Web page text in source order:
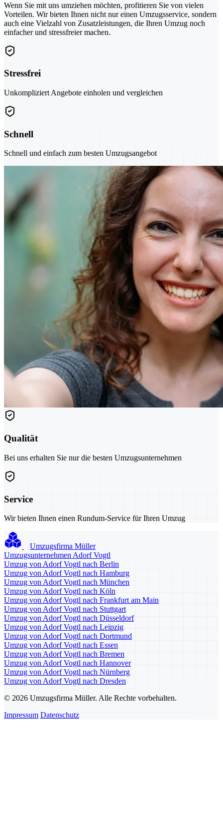
Wenn Sie mit uns umziehen möchten, profitieren Sie von vielen
Vorteilen. Wir bieten Ihnen nicht nur einen Umzugsservice, sondern
auch eine Vielzahl von Zusatzleistungen, die Ihren Umzug noch
einfacher und stressfreier machen.
Stressfrei
Unkompliziert Angebote einholen und vergleichen
Schnell
Schnell und einfach zum besten Umzugsangebot
Qualität
Bei uns erhalten Sie nur die besten Umzugsunternehmen
Service
Wir bieten Ihnen einen Rundum-Service für Ihren Umzug
Umzugsfirma Müller
Umzugsunternehmen Adorf Vogtl
Umzug von Adorf Vogtl nach Berlin
Umzug von Adorf Vogtl nach Hamburg
Umzug von Adorf Vogtl nach München
Umzug von Adorf Vogtl nach Köln
Umzug von Adorf Vogtl nach Frankfurt am Main
Umzug von Adorf Vogtl nach Stuttgart
Umzug von Adorf Vogtl nach Düsseldorf
Umzug von Adorf Vogtl nach Leipzig
Umzug von Adorf Vogtl nach Dortmund
Umzug von Adorf Vogtl nach Essen
Umzug von Adorf Vogtl nach Bremen
Umzug von Adorf Vogtl nach Hannover
Umzug von Adorf Vogtl nach Nürnberg
Umzug von Adorf Vogtl nach Dresden
© 2026 Umzugsfirma Müller. Alle Rechte vorbehalten.
Impressum Datenschutz